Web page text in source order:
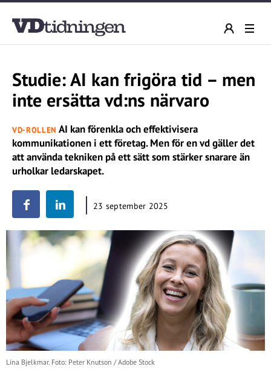
Studie: AI kan frigöra tid – men
inte ersätta vd:ns närvaro
VD-ROLLEN AI kan förenkla och effektivisera
kommunikationen i ett företag. Men för en vd gäller det
att använda tekniken på ett sätt som stärker snarare än
urholkar ledarskapet.
23 september 2025
Lina Bjelkmar. Foto: Peter Knutson / Adobe Stock